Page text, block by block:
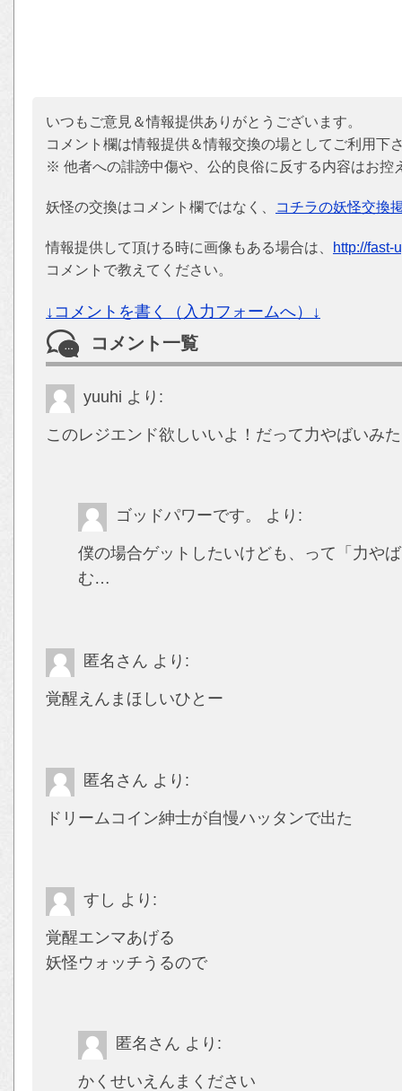
いつもご意見＆情報提供ありがとうございます。
コメント欄は情報提供＆情報交換の場としてご利用下
※ 他者への誹謗中傷や、公的良俗に反する内容はお控
妖怪の交換はコメント欄ではなく、 コチラの妖怪交換
情報提供して頂ける時に画像もある場合は、
http://fast-
コメントで教えてください。
↓コメントを書く（入力フォームへ）↓
コメント一覧
yuuhi より:
このレジエンド欲しいいよ！だって力やばいみ
ゴッドパワーです。 より:
僕の場合ゲットしたいけども、って「力や
む…
匿名さん より:
覚醒えんまほしいひとー
匿名さん より:
ドリームコイン紳士が自慢ハッタンで出た
すし より:
覚醒エンマあげる
妖怪ウォッチうるので
匿名さん より:
かくせいえんまください